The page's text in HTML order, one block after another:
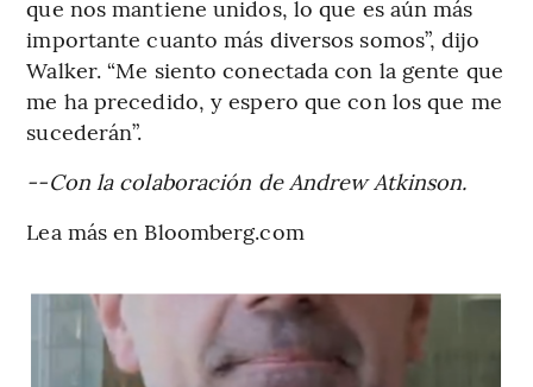
que nos mantiene unidos, lo que es aún más
importante cuanto más diversos somos”, dijo
Walker. “Me siento conectada con la gente que
me ha precedido, y espero que con los que me
sucederán”.
--Con la colaboración de Andrew Atkinson.
Lea más en Bloomberg.com